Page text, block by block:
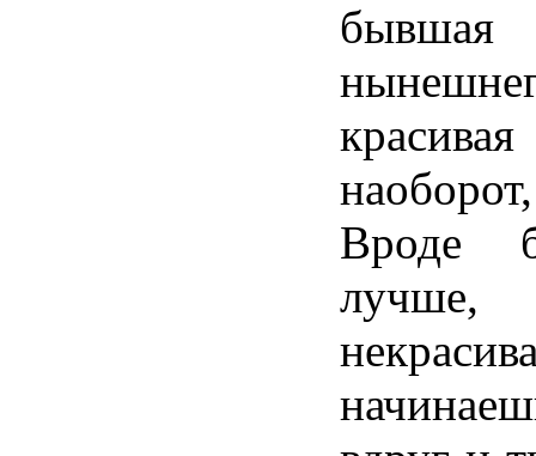
Вроде